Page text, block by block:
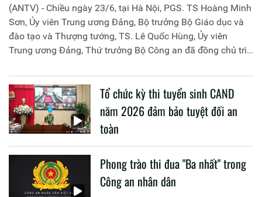
(ANTV) - Chiều ngày 23/6, tại Hà Nội, PGS. TS Hoàng Minh
Sơn, Ủy viên Trung ương Đảng, Bộ trưởng Bộ Giáo dục và
đào tạo và Thượng tướng, TS. Lê Quốc Hùng, Ủy viên
Trung ương Đảng, Thứ trưởng Bộ Công an đã đồng chủ trì
liên quan đến công tác giáo dục và đào tạo của lực lượng
CAND.
Tổ chức kỳ thi tuyển sinh CAND
năm 2026 đảm bảo tuyệt đối an
toàn
Phong trào thi đua "Ba nhất" trong
Công an nhân dân